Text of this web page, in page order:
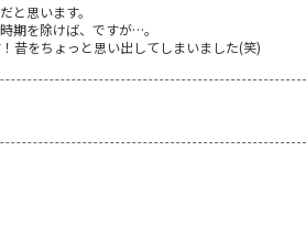
と思います。
期を除けば、ですが…。
昔をちょっと思い出してしまいました(笑)